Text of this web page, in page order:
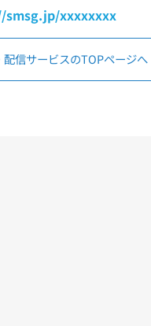
xxxxxxxx
配信サービスのTOPページへ